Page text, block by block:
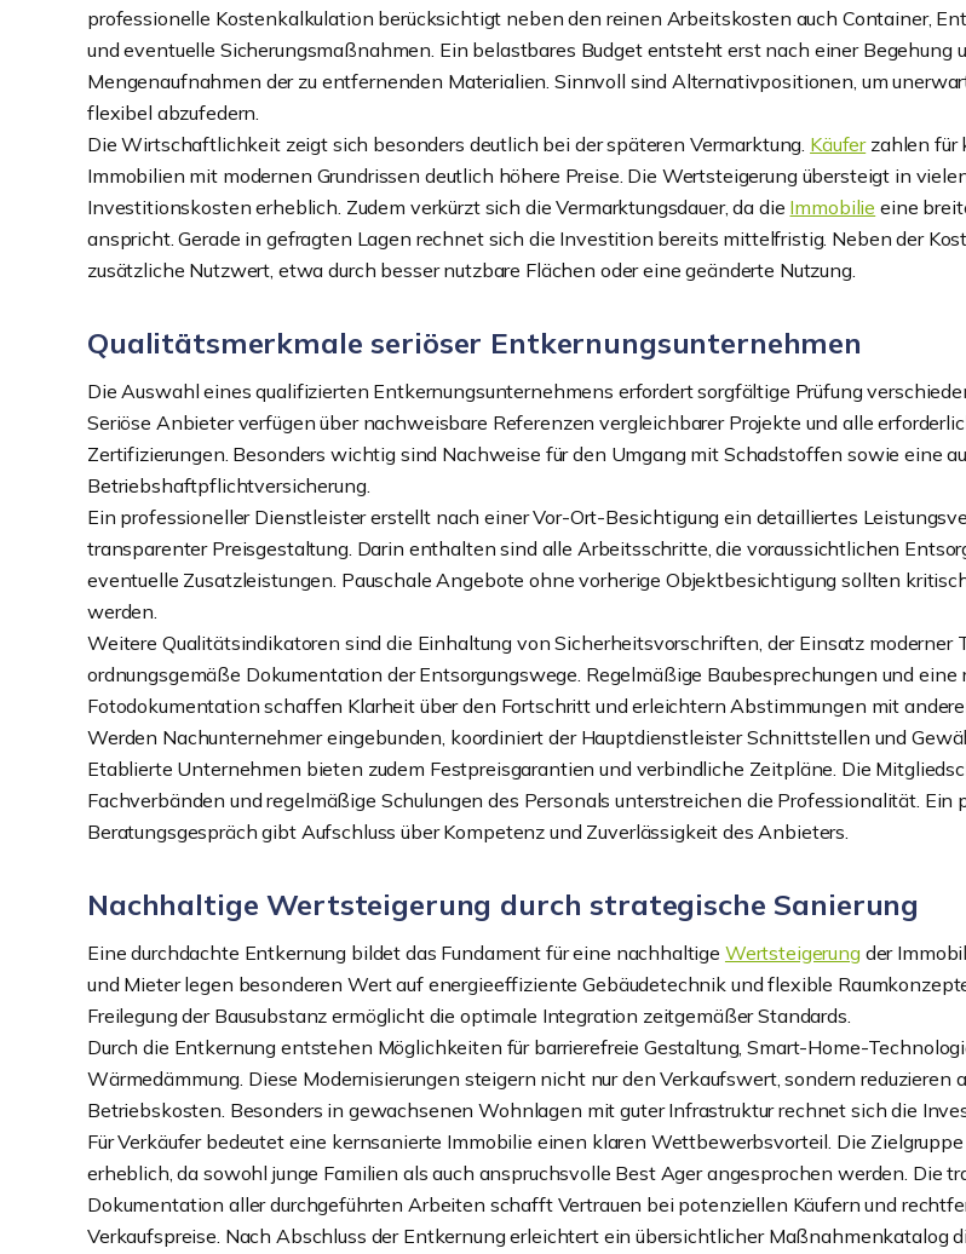
professionelle Kostenkalkulation berücksichtigt neben den reinen Arbeitskosten auch Container,
und eventuelle Sicherungsmaßnahmen. Ein belastbares Budget entsteht erst nach einer Begehung
Mengenaufnahmen der zu entfernenden Materialien. Sinnvoll sind Alternativpositionen, um
flexibel abzufedern.
Die Wirtschaftlichkeit zeigt sich besonders deutlich bei der späteren Vermarktung. Käuferzahlen für
Immobilien mit modernen Grundrissen deutlich höhere Preise. Die Wertsteigerung übersteigt in
Investitionskosten erheblich. Zudem verkürzt sich die Vermarktungsdauer, da die Immobilie eine
anspricht. Gerade in gefragten Lagen rechnet sich die Investition bereits mittelfristig. Neben der
zusätzliche Nutzwert, etwa durch besser nutzbare Flächen oder eine geänderte Nutzung.
Qualitätsmerkmale seriöser Entkernungsunternehmen
Die Auswahl eines qualifizierten Entkernungsunternehmens erfordert sorgfältige Prüfung
Seriöse Anbieter verfügen über nachweisbare Referenzen vergleichbarer Projekte und alle
Zertifizierungen. Besonders wichtig sind Nachweise für den Umgang mit Schadstoffen sowie eine
Betriebshaftpflichtversicherung.
Ein professioneller Dienstleister erstellt nach einer Vor-Ort-Besichtigung ein detailliertes
transparenter Preisgestaltung. Darin enthalten sind alle Arbeitsschritte, die voraussichtlichen
eventuelle Zusatzleistungen. Pauschale Angebote ohne vorherige Objektbesichtigung sollten
werden.
Weitere Qualitätsindikatoren sind die Einhaltung von Sicherheitsvorschriften, der Einsatz moderner
ordnungsgemäße Dokumentation der Entsorgungswege. Regelmäßige Baubesprechungen und eine
Fotodokumentation schaffen Klarheit über den Fortschritt und erleichtern Abstimmungen mit
Werden Nachunternehmer eingebunden, koordiniert der Hauptdienstleister Schnittstellen und
Etablierte Unternehmen bieten zudem Festpreisgarantien und verbindliche Zeitpläne. Die
Fachverbänden und regelmäßige Schulungen des Personals unterstreichen die Professionalität. Ein
Beratungsgespräch gibt Aufschluss über Kompetenz und Zuverlässigkeit des Anbieters.
Nachhaltige Wertsteigerung durch strategische Sanierung
Eine durchdachte Entkernung bildet das Fundament für eine nachhaltige Wertsteigerungder
und Mieter legen besonderen Wert auf energieeffiziente Gebäudetechnik und flexible
Freilegung der Bausubstanz ermöglicht die optimale Integration zeitgemäßer Standards.
Durch die Entkernung entstehen Möglichkeiten für barrierefreie Gestaltung, Smart-Home-
Wärmedämmung. Diese Modernisierungen steigern nicht nur den Verkaufswert, sondern reduzieren
Betriebskosten. Besonders in gewachsenen Wohnlagen mit guter Infrastruktur rechnet sich die
Für Verkäufer bedeutet eine kernsanierte Immobilie einen klaren Wettbewerbsvorteil. Die
erheblich, da sowohl junge Familien als auch anspruchsvolle Best Ager angesprochen werden. Die
Dokumentation aller durchgeführten Arbeiten schafft Vertrauen bei potenziellen Käufern und
Verkaufspreise. Nach Abschluss der Entkernung erleichtert ein übersichtlicher Maßnahmenkatalog